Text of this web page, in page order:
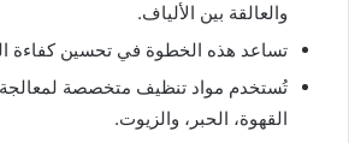
والعالقة بين الألياف.
تساعد هذه الخطوة في تحسين كفاءة
تُستخدم مواد تنظيف متخصصة لمعالجة
القهوة، الحبر، والزيوت.